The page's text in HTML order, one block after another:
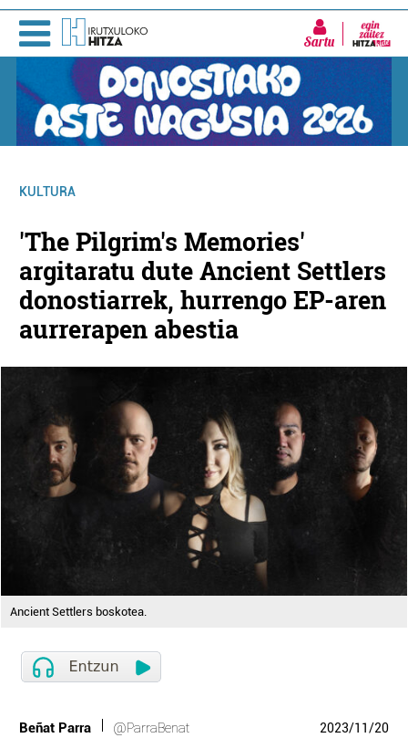
Sartu
KULTURA
'The Pilgrim's Memories'
argitaratu dute Ancient Settlers
donostiarrek, hurrengo EP-aren
aurrerapen abestia
Ancient Settlers boskotea.
Beñat Parra @ParraBenat 2023/11/20